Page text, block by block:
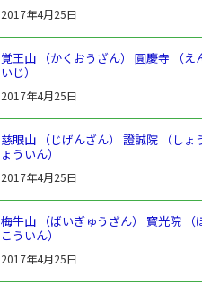
2017年4月25日
覚王山 （かくおうざん） 圓慶寺 （え
いじ）
2017年4月25日
慈眼山 （じげんざん） 證誠院 （しょ
ょういん）
2017年4月25日
梅牛山 （ばいぎゅうざん） 寳光院 （
こういん）
2017年4月25日